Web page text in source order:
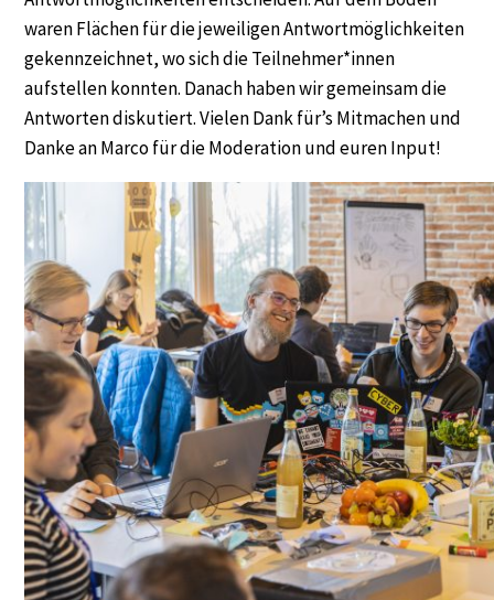
waren Flächen für die jeweiligen Antwortmöglichkeiten
gekennzeichnet, wo sich die Teilnehmer*innen
aufstellen konnten. Danach haben wir gemeinsam die
Antworten diskutiert. Vielen Dank für’s Mitmachen und
Danke an Marco für die Moderation und euren Input!